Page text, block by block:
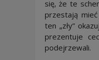
się, że te
przestają
ten „zły”
prezentuje
podejrzewali.